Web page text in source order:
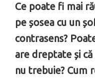
Ce poate fi mai
pe șosea cu un
contrasens?
are dreptate și
nu trebuie? Cum